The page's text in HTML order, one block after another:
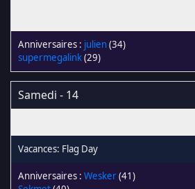
julien(34)
supermegalink(29)
Samedi - 14
Flag Day
Wesker(41)